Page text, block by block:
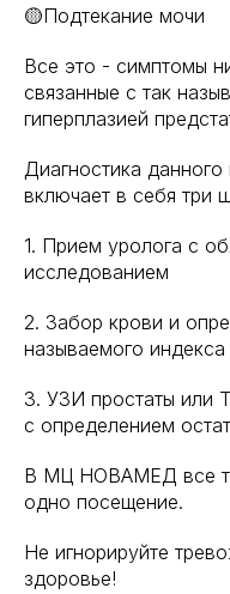
🟡Подтекание мочи
Все это - симптомы
связанные с так
гиперплазией
Диагностика
включает в себя три
1. Прием уролога с
исследованием
2. Забор крови и
называемого
3. УЗИ простаты или
с определением
В МЦ НОВАМЕД все
одно посещение.
Не игнорируйте
здоровье!